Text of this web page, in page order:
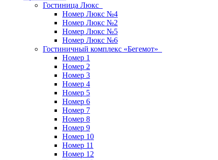
Гостиница Люкс
Номер Люкс №4
Номер Люкс №2
Номер Люкс №5
Номер Люкс №6
Гостиничный комплекс «Бегемот»
Номер 1
Номер 2
Номер 3
Номер 4
Номер 5
Номер 6
Номер 7
Номер 8
Номер 9
Номер 10
Номер 11
Номер 12